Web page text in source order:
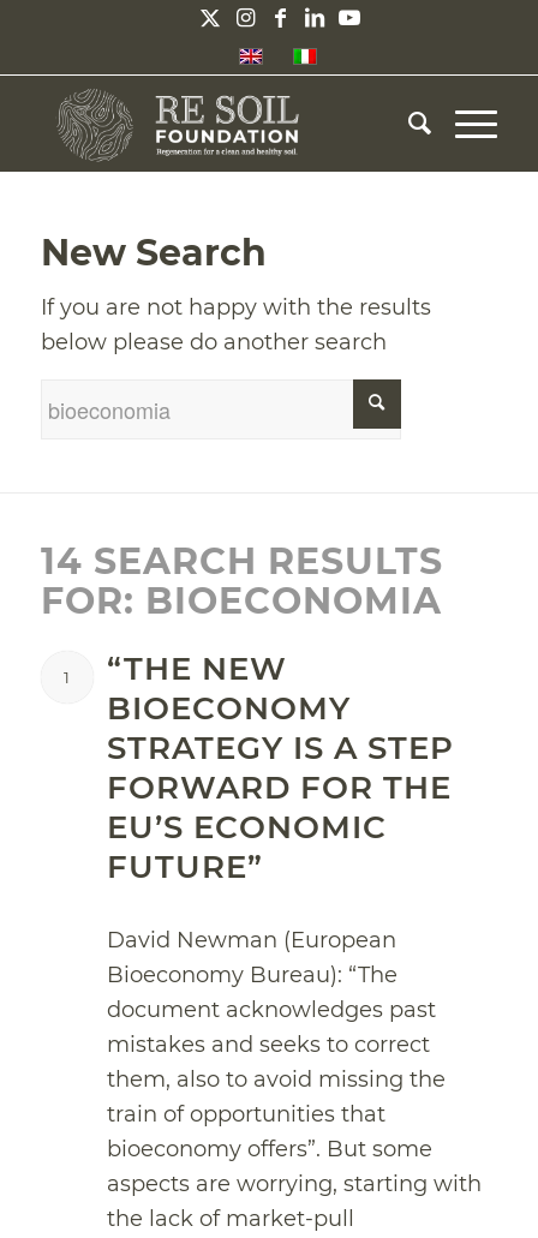
New Search
If you are not happy with the results
below please do another search
14 SEARCH RESULTS
FOR: BIOECONOMIA
1
“THE NEW
BIOECONOMY
STRATEGY IS A STEP
FORWARD FOR THE
EU’S ECONOMIC
FUTURE”
David Newman (European
Bioeconomy Bureau): “The
document acknowledges past
mistakes and seeks to correct
them, also to avoid missing the
train of opportunities that
bioeconomy offers”. But some
aspects are worrying, starting with
the lack of market-pull